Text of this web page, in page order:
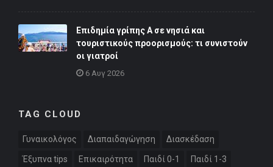
Επιδημία γρίπης Α σε νησιά και
τουριστικούς προορισμούς: τι συνιστούν
οι γιατροί
6 Αυγ 2026
TAG CLOUD
Γυναικολόγος Διαπαιδαγώγηση Διασκέδαση
Έξυπνα tips Επικαιρότητα Παιδί 0-1 Παιδί 1-3